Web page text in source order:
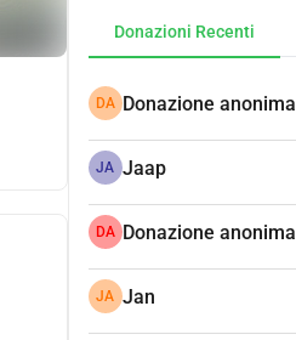
Donazioni Recenti
DA Donazione anonima
JA Jaap
DA Donazione anonima
JA Jan